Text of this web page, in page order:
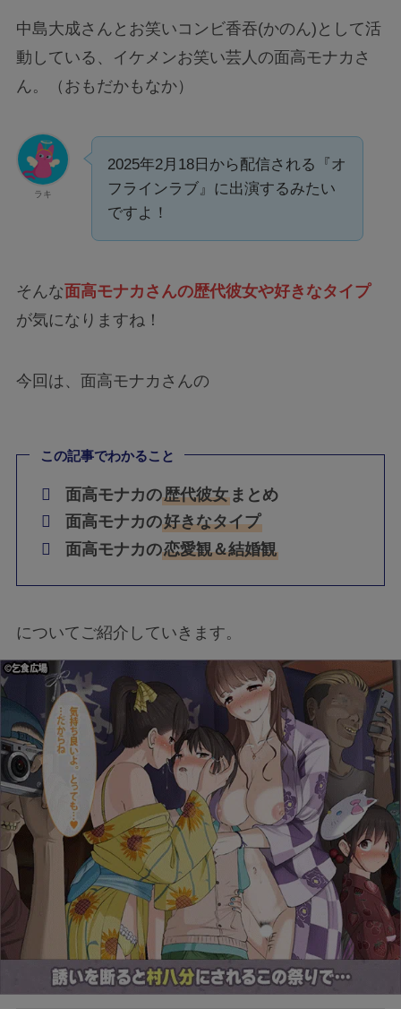
中島大成さんとお笑いコンビ香吞(かのん)として活
動している、イケメンお笑い芸人の面高モナカさ
ん。（おもだかもなか）
ラキ
2025年2月18日から配信される『オ
フラインラブ』に出演するみたい
ですよ！
そんな面高モナカさんの歴代彼女や好きなタイプ
が気になりますね！
今回は、面高モナカさんの
この記事でわかること
面高モナカの歴代彼女まとめ
面高モナカの好きなタイプ
面高モナカの恋愛観＆結婚観
についてご紹介していきます。